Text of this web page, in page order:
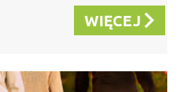
WIĘCEJ